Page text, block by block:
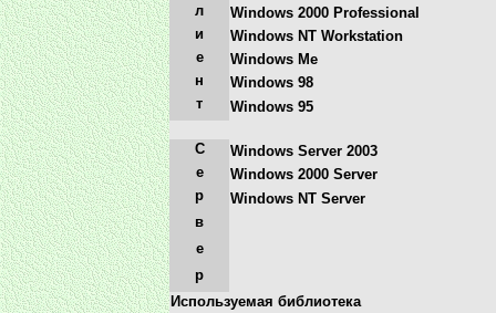
л
Windows 2000 Professional
и
Windows NT Workstation
е
Windows Me
н
Windows 98
т
Windows 95
С
Windows Server 2003
е
Windows 2000 Server
р
Windows NT Server
в
е
р
Используемая библиотека